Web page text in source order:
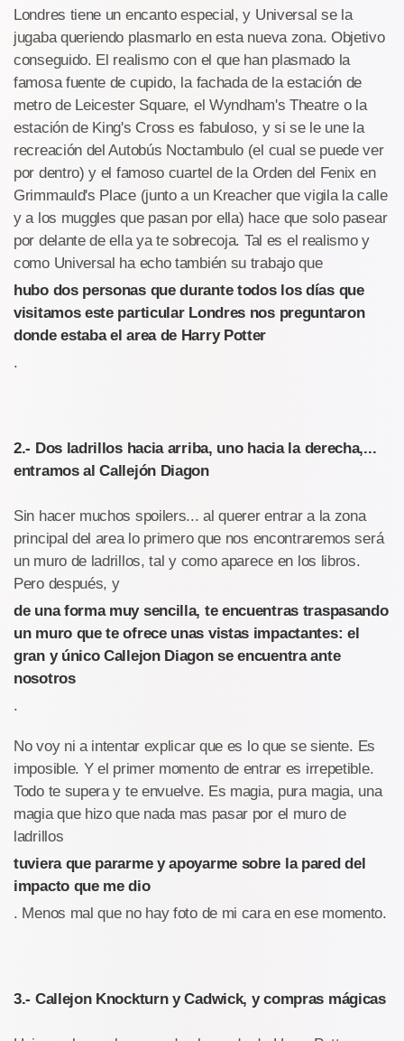
Londres tiene un encanto especial, y Universal se la
jugaba queriendo plasmarlo en esta nueva zona. Objetivo
conseguido. El realismo con el que han plasmado la
famosa fuente de cupido, la fachada de la estación de
metro de Leicester Square, el Wyndham's Theatre o la
estación de King's Cross es fabuloso, y si se le une la
recreación del Autobús Noctambulo (el cual se puede ver
por dentro) y el famoso cuartel de la Orden del Fenix en
Grimmauld's Place (junto a un Kreacher que vigila la calle
y a los muggles que pasan por ella) hace que solo pasear
por delante de ella ya te sobrecoja. Tal es el realismo y
como Universal ha echo también su trabajo que
hubo dos personas que durante todos los días que
visitamos este particular Londres nos preguntaron
donde estaba el area de Harry Potter
.
2.- Dos ladrillos hacia arriba, uno hacia la derecha,...
entramos al Callejón Diagon
Sin hacer muchos spoilers... al querer entrar a la zona
principal del area lo primero que nos encontraremos será
un muro de ladrillos, tal y como aparece en los libros.
Pero después, y
de una forma muy sencilla, te encuentras traspasando
un muro que te ofrece unas vistas impactantes: el
gran y único Callejon Diagon se encuentra ante
nosotros
.
No voy ni a intentar explicar que es lo que se siente. Es
imposible. Y el primer momento de entrar es irrepetible.
Todo te supera y te envuelve. Es magia, pura magia, una
magia que hizo que nada mas pasar por el muro de
ladrillos
tuviera que pararme y apoyarme sobre la pared del
impacto que me dio
. Menos mal que no hay foto de mi cara en ese momento.
3.- Callejon Knockturn y Cadwick, y compras mágicas